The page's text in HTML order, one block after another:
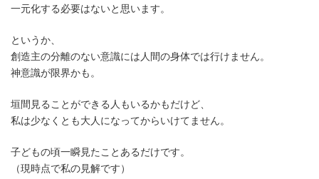
一元化する必要はないと思います。
というか、
創造主の分離のない意識には人間の身体では行けません。
神意識が限界かも。
垣間見ることができる人もいるかもだけど、
私は少なくとも大人になってからいけてません。
子どもの頃一瞬見たことあるだけです。
（現時点で私の見解です）